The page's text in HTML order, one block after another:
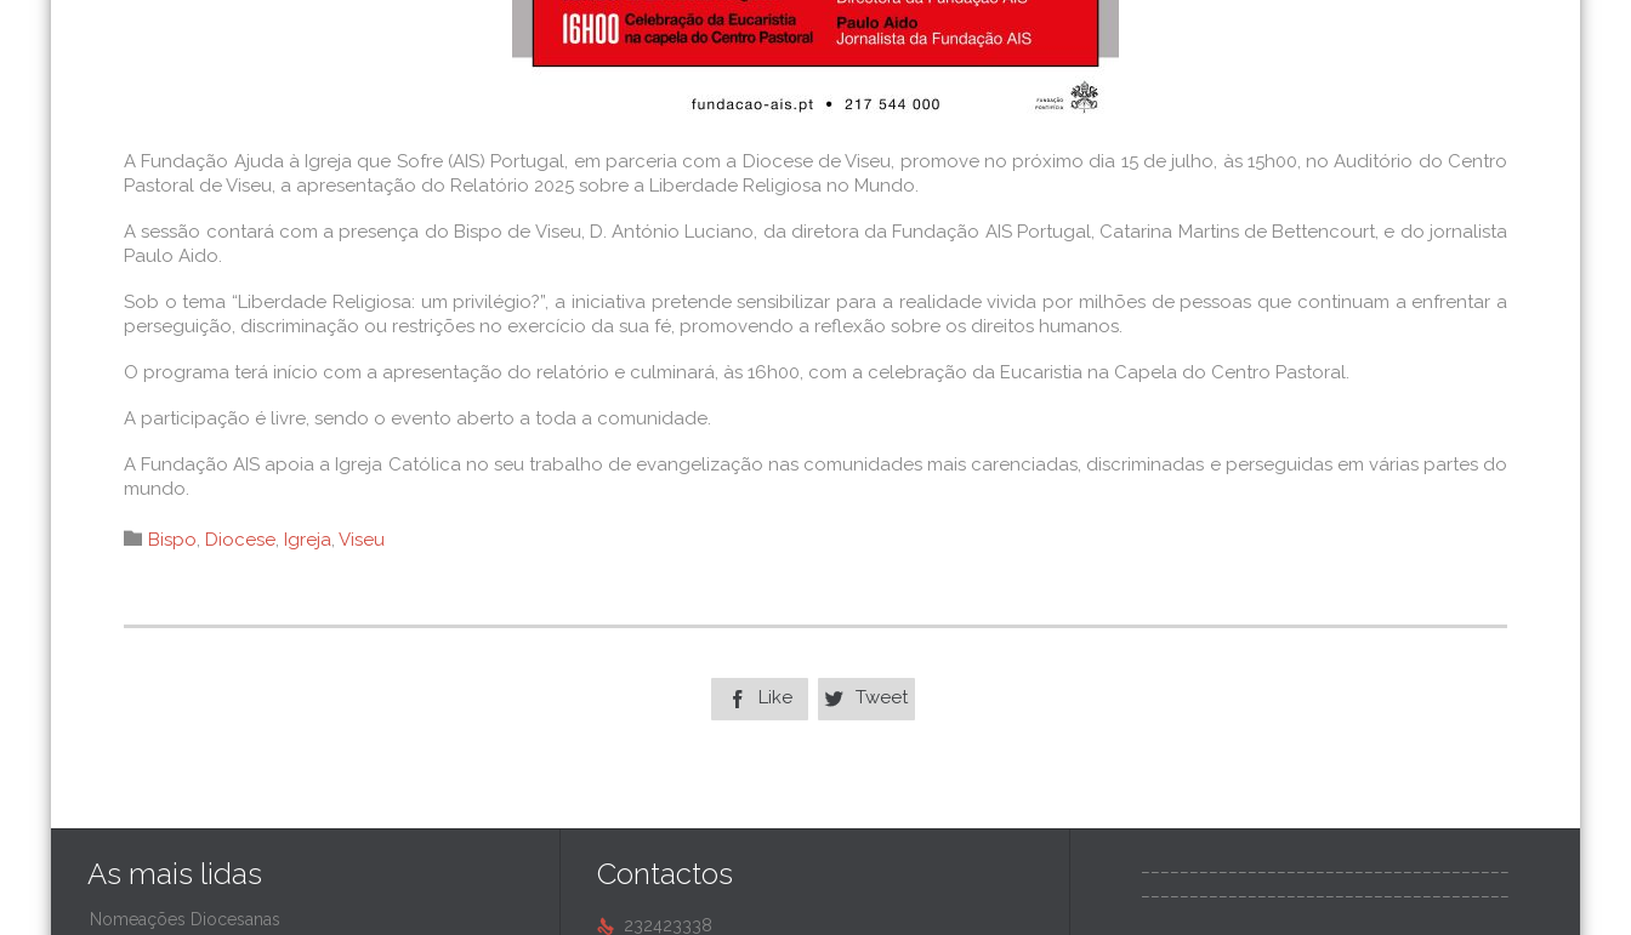
A Fundação Ajuda à Igreja que Sofre (AIS) Portugal, em parceria com a Diocese de Viseu, promove no próximo dia 15 de julho, às 15h00, no Auditório do Centro
Pastoral de Viseu, a apresentação do Relatório 2025 sobre a Liberdade Religiosa no Mundo.
A sessão contará com a presença do Bispo de Viseu, D. António Luciano, da diretora da Fundação AIS Portugal, Catarina Martins de Bettencourt, e do jornalista
Paulo Aido.
Sob o tema “Liberdade Religiosa: um privilégio?”, a iniciativa pretende sensibilizar para a realidade vivida por milhões de pessoas que continuam a enfrentar a
perseguição, discriminação ou restrições no exercício da sua fé, promovendo a reflexão sobre os direitos humanos.
O programa terá início com a apresentação do relatório e culminará, às 16h00, com a celebração da Eucaristia na Capela do Centro Pastoral.
A participação é livre, sendo o evento aberto a toda a comunidade.
A Fundação AIS apoia a Igreja Católica no seu trabalho de evangelização nas comunidades mais carenciadas, discriminadas e perseguidas em várias partes do
mundo.
 Category
Bispo, Diocese, Igreja, Viseu
 Like  Tweet
As mais lidas
Nomeações Diocesanas
Contactos
 232423338